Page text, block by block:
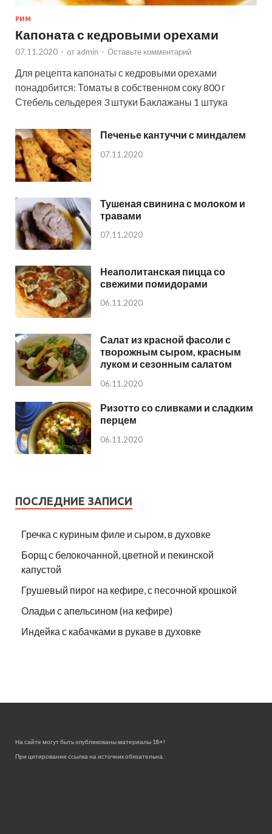
РИМ
Капоната с кедровыми орехами
07.11.2020 - от admin - Оставьте комментарий
Для рецепта капонаты с кедровыми орехами
понадобится: Томаты в собственном соку 800 г
Стебель сельдерея 3 штуки Баклажаны 1 штука
Печенье кантуччи с миндалем
07.11.2020
Тушеная свинина с молоком и
травами
07.11.2020
Неаполитанская пицца со
свежими помидорами
06.11.2020
Салат из красной фасоли с
творожным сыром, красным
луком и сезонным салатом
06.11.2020
Ризотто со сливками и сладким
перцем
06.11.2020
ПОСЛЕДНИЕ ЗАПИСИ
Гречка с куриным филе и сыром, в духовке
Борщ с белокочанной, цветной и пекинской
капустой
Грушевый пирог на кефире, с песочной крошкой
Оладьи с апельсином (на кефире)
Индейка с кабачками в рукаве в духовке
На сайте могут быть опубликованы материалы 18+!
При цитировании ссылка на источник обязательна.